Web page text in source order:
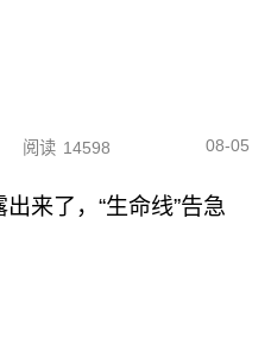
阅读 14598 08-05
来了，“生命线”告急